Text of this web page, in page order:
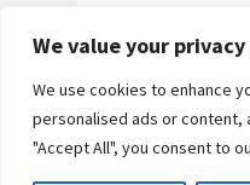
We value your privacy
We use cookies to enhance
personalised ads or content,
"Accept All", you consent to
© Copyright 2019 -Solo